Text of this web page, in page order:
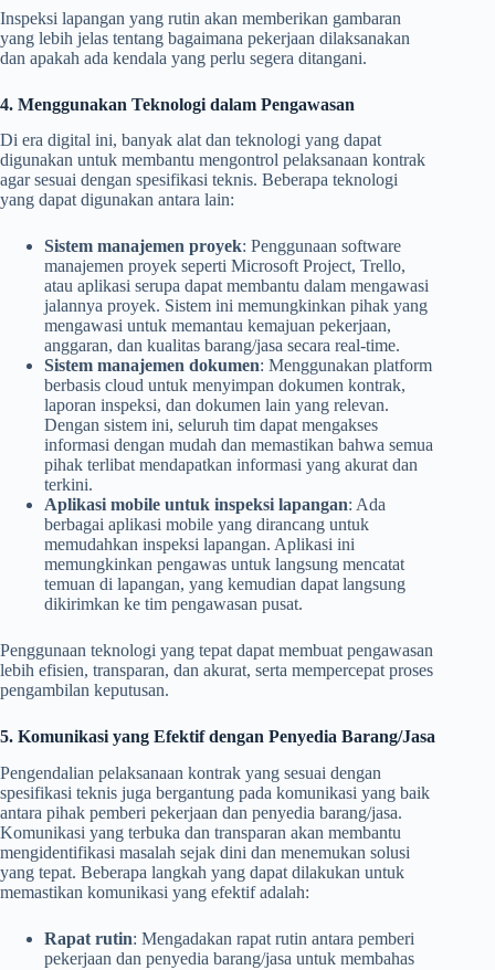
Inspeksi lapangan yang rutin akan memberikan gambaran
yang lebih jelas tentang bagaimana pekerjaan dilaksanakan
dan apakah ada kendala yang perlu segera ditangani.
4. Menggunakan Teknologi dalam Pengawasan
Di era digital ini, banyak alat dan teknologi yang dapat
digunakan untuk membantu mengontrol pelaksanaan kontrak
agar sesuai dengan spesifikasi teknis. Beberapa teknologi
yang dapat digunakan antara lain:
Sistem manajemen proyek: Penggunaan software
manajemen proyek seperti Microsoft Project, Trello,
atau aplikasi serupa dapat membantu dalam mengawasi
jalannya proyek. Sistem ini memungkinkan pihak yang
mengawasi untuk memantau kemajuan pekerjaan,
anggaran, dan kualitas barang/jasa secara real-time.
Sistem manajemen dokumen: Menggunakan platform
berbasis cloud untuk menyimpan dokumen kontrak,
laporan inspeksi, dan dokumen lain yang relevan.
Dengan sistem ini, seluruh tim dapat mengakses
informasi dengan mudah dan memastikan bahwa semua
pihak terlibat mendapatkan informasi yang akurat dan
terkini.
Aplikasi mobile untuk inspeksi lapangan: Ada
berbagai aplikasi mobile yang dirancang untuk
memudahkan inspeksi lapangan. Aplikasi ini
memungkinkan pengawas untuk langsung mencatat
temuan di lapangan, yang kemudian dapat langsung
dikirimkan ke tim pengawasan pusat.
Penggunaan teknologi yang tepat dapat membuat pengawasan
lebih efisien, transparan, dan akurat, serta mempercepat proses
pengambilan keputusan.
5. Komunikasi yang Efektif dengan Penyedia Barang/Jasa
Pengendalian pelaksanaan kontrak yang sesuai dengan
spesifikasi teknis juga bergantung pada komunikasi yang baik
antara pihak pemberi pekerjaan dan penyedia barang/jasa.
Komunikasi yang terbuka dan transparan akan membantu
mengidentifikasi masalah sejak dini dan menemukan solusi
yang tepat. Beberapa langkah yang dapat dilakukan untuk
memastikan komunikasi yang efektif adalah:
Rapat rutin: Mengadakan rapat rutin antara pemberi
pekerjaan dan penyedia barang/jasa untuk membahas